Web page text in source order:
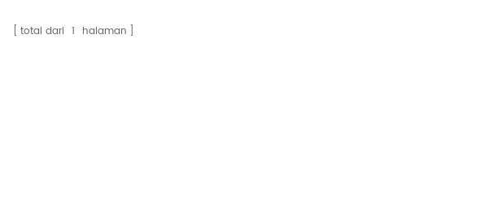
total dari 1 halaman